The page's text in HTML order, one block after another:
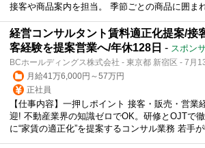
接客や商品案内を担当。 季節ごとの商品に囲ま
経営コンサルタント賃料適正化提案/接
客経験を提案営業へ/年休128日 - スポン
BCホールディングス株式会社 - 東京都 新宿区 - 7月
月給41万6,000円～57万円
正社員
【仕事内容】一押しポイント 接客・販売・営業
迎! 不動産業界の知識ゼロでOK。研修とOJTで
に“家賃の適正化”を提案するコンサル業務 若手が